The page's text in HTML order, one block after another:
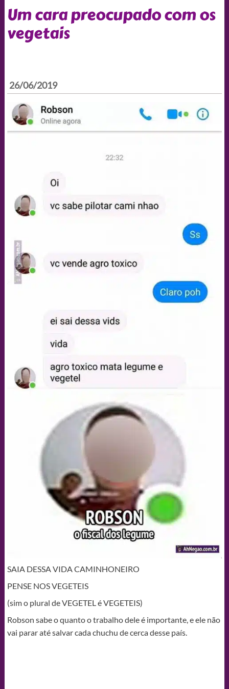
Um cara preocupado com os
vegetais
26/06/2019
SAIA DESSA VIDA CAMINHONEIRO
PENSE NOS VEGETEIS
(sim o plural de VEGETEL é VEGETEIS)
Robson sabe o quanto o trabalho dele é importante, e ele não
vai parar até salvar cada chuchu de cerca desse país.